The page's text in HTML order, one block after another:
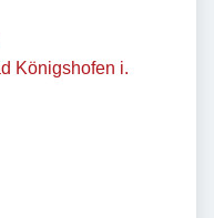
Königshofen i.